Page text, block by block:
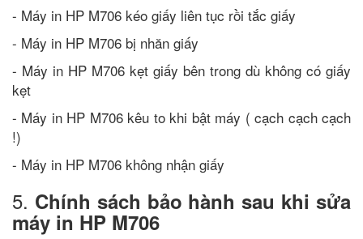
- Máy in HP M706 kéo giấy liên tục rồi tắc giấy
- Máy in HP M706 bị nhăn giấy
- Máy in HP M706 kẹt giấy bên trong dù không có giấy
kẹt
- Máy in HP M706 kêu to khi bật máy ( cạch cạch cạch
!)
- Máy in HP M706 không nhận giấy
5. Chính sách bảo hành sau khi sửa
máy in HP M706